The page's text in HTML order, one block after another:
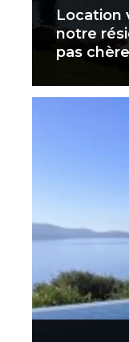
Location
notre
pas